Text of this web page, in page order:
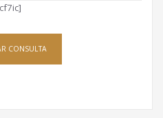
CONSULTA